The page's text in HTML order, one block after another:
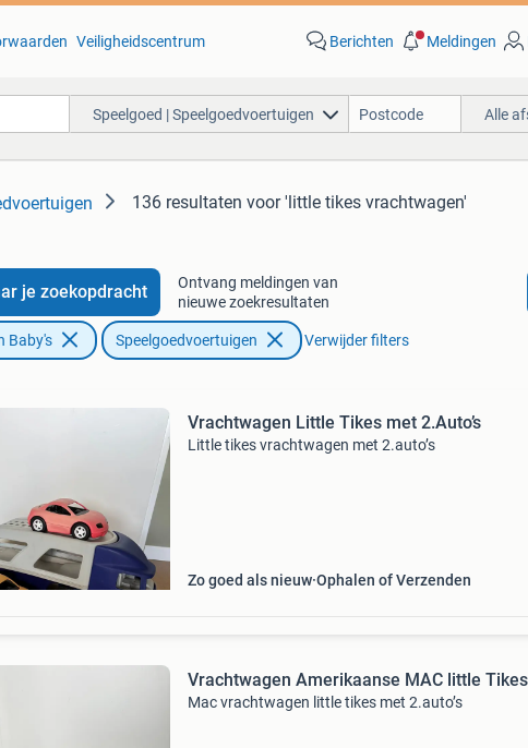
Veiligheidscentrum Berichten Meldingen
Speelgoed | Speelgoedvoertuigen Alle
136 resultaten voor 'little tikes vrachtwagen'
je zoekopdracht
Ontvang meldingen van
nieuwe zoekresultaten
Baby's Speelgoedvoertuigen Verwijder filters
Vrachtwagen Little Tikes met 2.Auto’s
Little tikes vrachtwagen met 2.auto’s
Zo goed als nieuw Ophalen of Verzenden
Vrachtwagen Amerikaanse MAC little Tikes
Mac vrachtwagen little tikes met 2.auto’s